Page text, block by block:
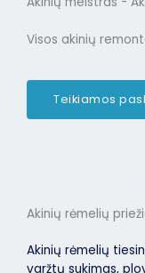
Visos akinių
Teikiamos
Akinių rėmelių
Akinių rėmelių
varžtų sukimas,